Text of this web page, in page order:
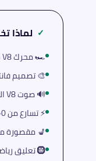
✓ لماذا
🏎️ محرك AMG V8 توين تيربو 4.0 لتر بقوة 665 حصاناً وعزم 800 نيوتن·متر
🎨 تصميم
🔊 صوت V8 المميز الذي يُعدّ من أجمل موسيقى السيارات الرياضية
⚡ تسارع من 0-100 كم/س في 3.5 ثانية مع الاستقرار الاستثنائي على الطريق
💺 مقصورة
🛞 تعليق رياضي قابل للتكيف مع نظام ثبات محور متطور